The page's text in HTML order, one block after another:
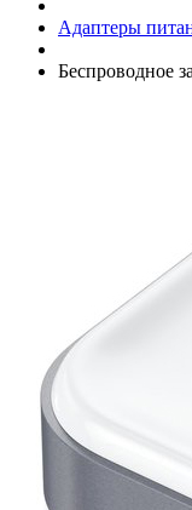
Адаптеры
Беспроводное